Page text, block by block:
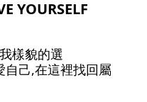
YOURSELF
樣貌的選
自己,在這裡找回屬